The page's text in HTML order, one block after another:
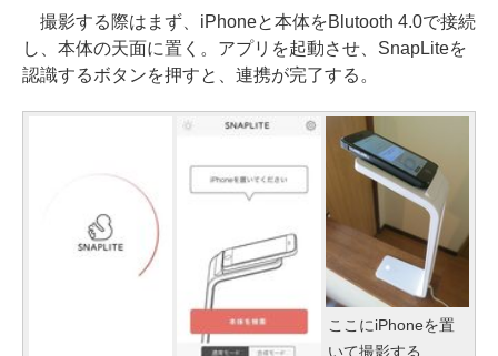
撮影する際はまず、iPhoneと本体をBlutooth 4.0で接続
し、本体の天面に置く。アプリを起動させ、SnapLiteを
認識するボタンを押すと、連携が完了する。
ここにiPhoneを置
いて撮影する